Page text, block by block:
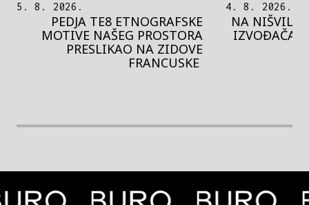
5. 8. 2026.
PEDJA TE8 ETNOGRAFSKE
MOTIVE NAŠEG PROSTORA
PRESLIKAO NA ZIDOVE
FRANCUSKE
4. 8. 2026.
NA NIŠVILU
IZVOĐAČA